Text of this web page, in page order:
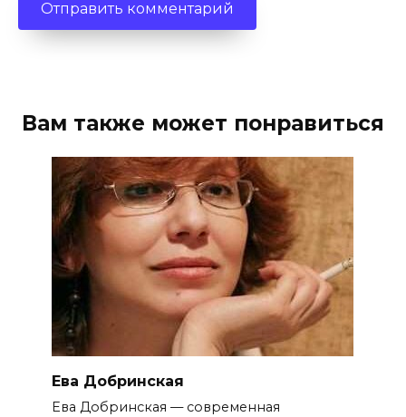
Вам также может понравиться
Ева Добринская
Ева Добринская — современная